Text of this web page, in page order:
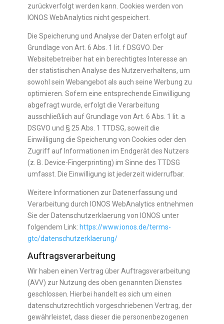
zurückverfolgt werden kann. Cookies werden von
IONOS WebAnalytics nicht gespeichert.
Die Speicherung und Analyse der Daten erfolgt auf
Grundlage von Art. 6 Abs. 1 lit. f DSGVO. Der
Websitebetreiber hat ein berechtigtes Interesse an
der statistischen Analyse des Nutzerverhaltens, um
sowohl sein Webangebot als auch seine Werbung zu
optimieren. Sofern eine entsprechende Einwilligung
abgefragt wurde, erfolgt die Verarbeitung
ausschließlich auf Grundlage von Art. 6 Abs. 1 lit. a
DSGVO und § 25 Abs. 1 TTDSG, soweit die
Einwilligung die Speicherung von Cookies oder den
Zugriff auf Informationen im Endgerät des Nutzers
(z. B. Device-Fingerprinting) im Sinne des TTDSG
umfasst. Die Einwilligung ist jederzeit widerrufbar.
Weitere Informationen zur Datenerfassung und
Verarbeitung durch IONOS WebAnalytics entnehmen
Sie der Datenschutzerklaerung von IONOS unter
folgendem Link: https://www.ionos.de/terms-
gtc/datenschutzerklaerung/
Auftragsverarbeitung
Wir haben einen Vertrag über Auftragsverarbeitung
(AVV) zur Nutzung des oben genannten Dienstes
geschlossen. Hierbei handelt es sich um einen
datenschutzrechtlich vorgeschriebenen Vertrag, der
gewährleistet, dass dieser die personenbezogenen